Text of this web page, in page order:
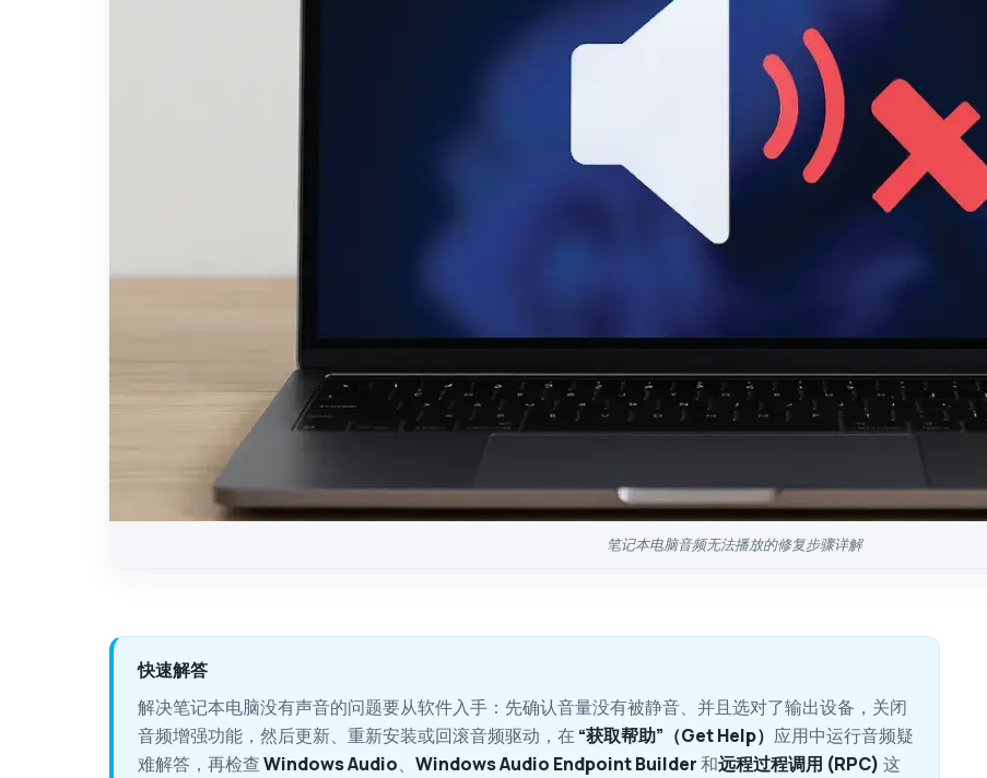
笔记本电脑音频无法播放的修复步骤详解
快速解答
解决笔记本电脑没有声音的问题要从软件入手：先确认音量没有被静音、并且选对了输出设备，关闭
音频增强功能，然后更新、重新安装或回滚音频驱动，在 “获取帮助”（Get Help） 应用中运行音频疑
难解答，再检查Windows Audio、 Windows Audio Endpoint Builder和远程过程调用 (RPC) 这